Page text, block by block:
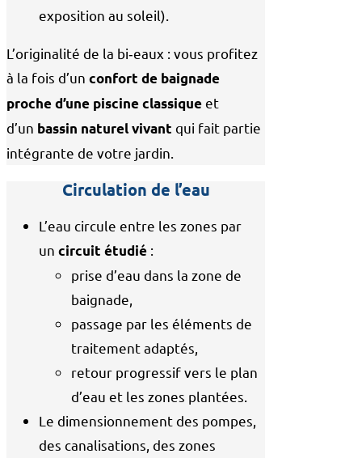
Entretien
Entretenir votre piscine
Analyse de l’eau
Contrats d’entretien
Conseils
exposition au soleil).
L’originalité de la bi‑eaux : vous profitez
à la fois d’un confort de baignade
proche d’une piscine classiqueet
d’un bassin naturel vivant qui fait partie
intégrante de votre jardin.
Circulation de l’eau
L’eau circule entre les zones par
un circuit étudié :
prise d’eau dans la zone de
baignade,
passage par les éléments de
traitement adaptés,
retour progressif vers le plan
d’eau et les zones plantées.
Le dimensionnement des pompes,
des canalisations, des zones